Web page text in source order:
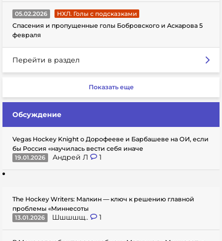
05.02.2026
НХЛ. Голы с подсказками
Спасения и пропущенные голы Бобровского и Аскарова 5
февраля
Перейти в раздел
Показать еще
Обсуждение
Vegas Hockey Knight о Дорофееве и Барбашеве на ОИ, если
бы Россия «научилась вести себя иначе
19.01.2026
Андрей Л 1
The Hockey Writers: Малкин — ключ к решению главной
проблемы «Миннесоты
13.01.2026
Шшшшщ.. 1